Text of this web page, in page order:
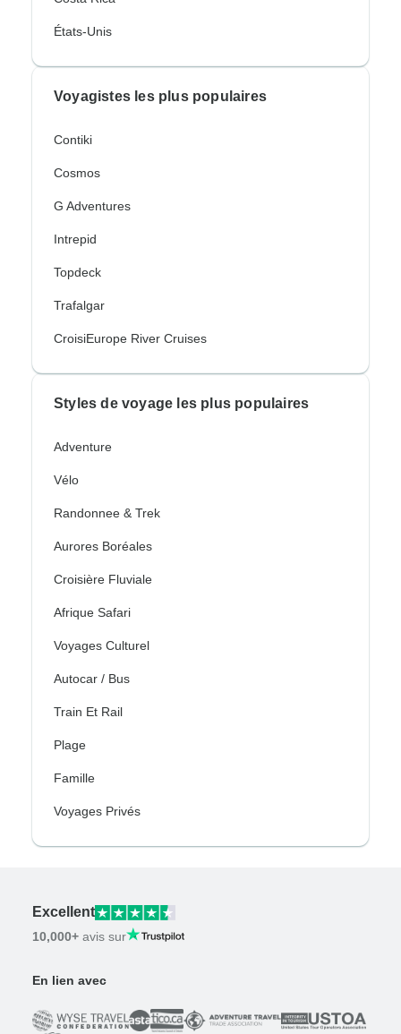
États-Unis
Voyagistes les plus populaires
Contiki
Cosmos
G Adventures
Intrepid
Topdeck
Trafalgar
CroisiEurope River Cruises
Styles de voyage les plus populaires
Adventure
Vélo
Randonnee & Trek
Aurores Boréales
Croisière Fluviale
Afrique Safari
Voyages Culturel
Autocar / Bus
Train Et Rail
Plage
Famille
Voyages Privés
Excellent
10,000+ avis sur
En lien avec